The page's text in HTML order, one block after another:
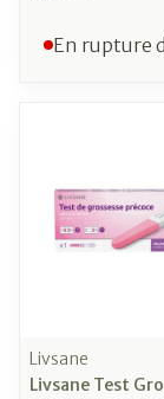
En rupture
Livsane
Livsane Test